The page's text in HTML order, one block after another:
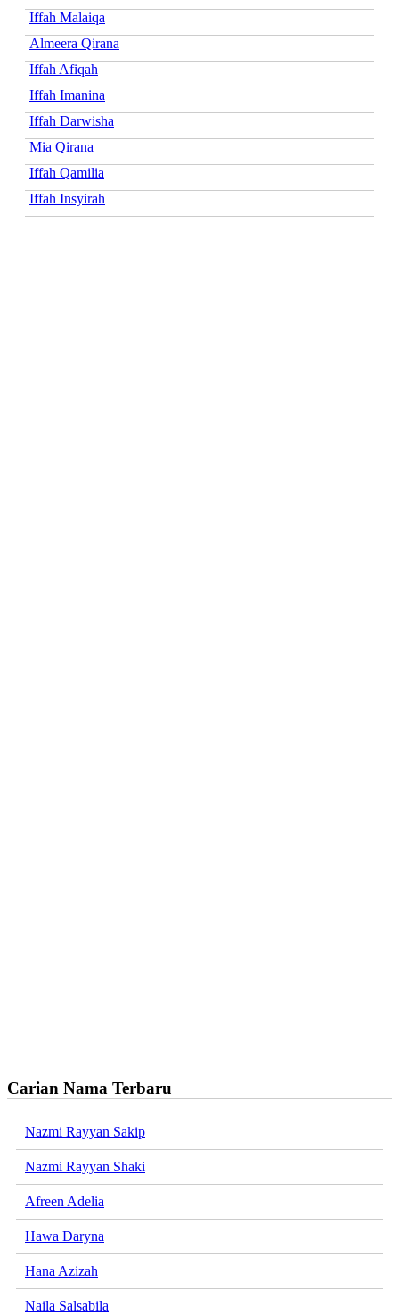
Iffah Malaiqa
Almeera Qirana
Iffah Afiqah
Iffah Imanina
Iffah Darwisha
Mia Qirana
Iffah Qamilia
Iffah Insyirah
Carian Nama Terbaru
Nazmi Rayyan Sakip
Nazmi Rayyan Shaki
Afreen Adelia
Hawa Daryna
Hana Azizah
Naila Salsabila